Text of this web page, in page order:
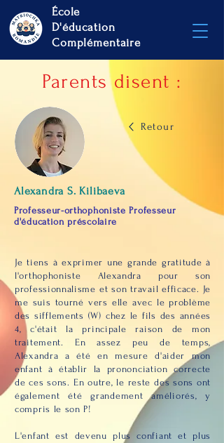
École
D'éducation
Complémentaire
Parents disent :
Retour
Alexandra S. Kilibaeva
Professeur-orthophoniste Professeur
d'éducation préscolaire
Je tiens à exprimer une grande gratitude à
l'orthophoniste Alexandra pour son
professionnalisme et son travail efficace. Je
me suis tourné vers elle avec le problème
des sifflements (W) chez le fils des années
4, c'était la principale raison de mon
traitement. En assez peu de temps,
Alexandra a été en mesure d'aider mon
enfant à établir la prononciation correcte
de ces sons. En outre, le reste des sons ont
également été grandement améliorés, y
compris le son P!
L'enfant est devenu plus confiant et plus